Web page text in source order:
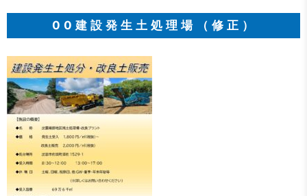
00建設発生土処理場（修正）